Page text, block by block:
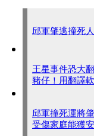
邱軍肇逃撞死
王星事件恐大
豬仔！用翻譯
邱軍撞死運將
受傷家庭能獲